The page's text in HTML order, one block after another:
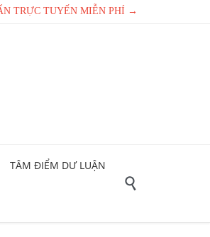
TRỰC TUYẾN MIỄN PHÍ →
TÂM ĐIỂM DƯ LUẬN
